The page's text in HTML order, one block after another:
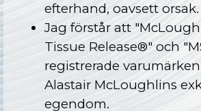
efterhand, oavsett orsak.
Jag förstår att
Tissue Release®" och
registrerade
Alastair McLoughlins
egendom.